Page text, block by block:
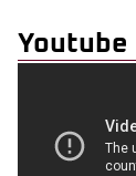
Youtube